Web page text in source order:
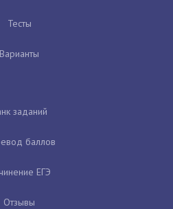
Тесты
Варианты
заданий
баллов
ЕГЭ
Отзывы